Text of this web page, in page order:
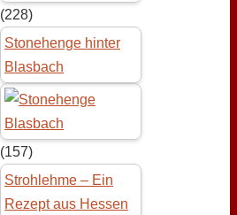
(228)
Stonehenge hinter
Blasbach
(157)
Strohlehme – Ein
Rezept aus Hessen